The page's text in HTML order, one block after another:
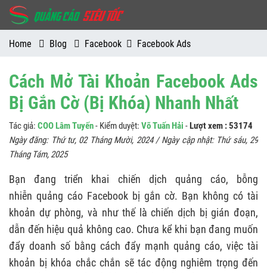
Home Blog Facebook Facebook Ads
Cách Mở Tài Khoản Facebook Ads
Bị Gắn Cờ (Bị Khóa) Nhanh Nhất
Tác giả: COO Lâm Tuyến- Kiểm duyệt: Võ Tuấn Hải -Lượt xem : 53174
Ngày đăng: Thứ tư, 02 Tháng Mười, 2024/ Ngày cập nhật: Thứ sáu, 29
Tháng Tám, 2025
Bạn đang triển khai chiến dịch quảng cáo, bỗng
nhiễn quảng cáo Facebook bị gắn cờ. Bạn không có tài
khoản dự phòng, và như thế là chiến dịch bị gián đoạn,
dẫn đến hiệu quả không cao. Chưa kể khi bạn đang muốn
đẩy doanh số bằng cách đẩy mạnh quảng cáo, việc tài
khoản bị khóa chắc chắn sẽ tác động nghiêm trọng đến